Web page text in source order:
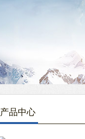
产品中心